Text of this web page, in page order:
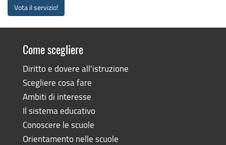
Vota il servizio!
Come scegliere
Diritto e dovere all'istruzione
Scegliere cosa fare
Ambiti di interesse
Il sistema educativo
Conoscere le scuole
Orientamento nelle scuole